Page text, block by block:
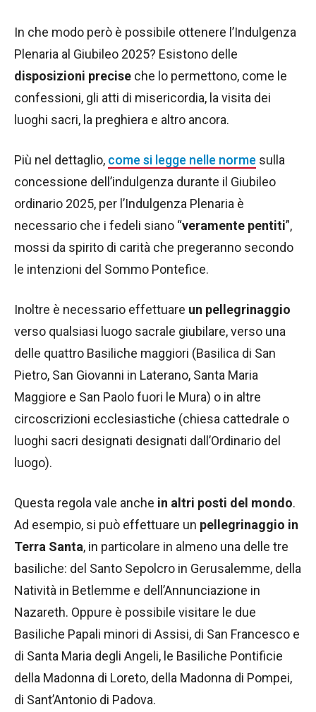
In che modo però è possibile ottenere l’Indulgenza
Plenaria al Giubileo 2025? Esistono delle
disposizioni precise che lo permettono, come le
confessioni, gli atti di misericordia, la visita dei
luoghi sacri, la preghiera e altro ancora.
Più nel dettaglio, come si legge nelle norme sulla
concessione dell’indulgenza durante il Giubileo
ordinario 2025, per l’Indulgenza Plenaria è
necessario che i fedeli siano “veramente pentiti”,
mossi da spirito di carità che pregeranno secondo
le intenzioni del Sommo Pontefice.
Inoltre è necessario effettuare un pellegrinaggio
verso qualsiasi luogo sacrale giubilare, verso una
delle quattro Basiliche maggiori (Basilica di San
Pietro, San Giovanni in Laterano, Santa Maria
Maggiore e San Paolo fuori le Mura) o in altre
circoscrizioni ecclesiastiche (chiesa cattedrale o
luoghi sacri designati designati dall’Ordinario del
luogo).
Questa regola vale anche in altri posti del mondo.
Ad esempio, si può effettuare un pellegrinaggio in
Terra Santa, in particolare in almeno una delle tre
basiliche: del Santo Sepolcro in Gerusalemme, della
Natività in Betlemme e dell’Annunciazione in
Nazareth. Oppure è possibile visitare le due
Basiliche Papali minori di Assisi, di San Francesco e
di Santa Maria degli Angeli, le Basiliche Pontificie
della Madonna di Loreto, della Madonna di Pompei,
di Sant’Antonio di Padova.